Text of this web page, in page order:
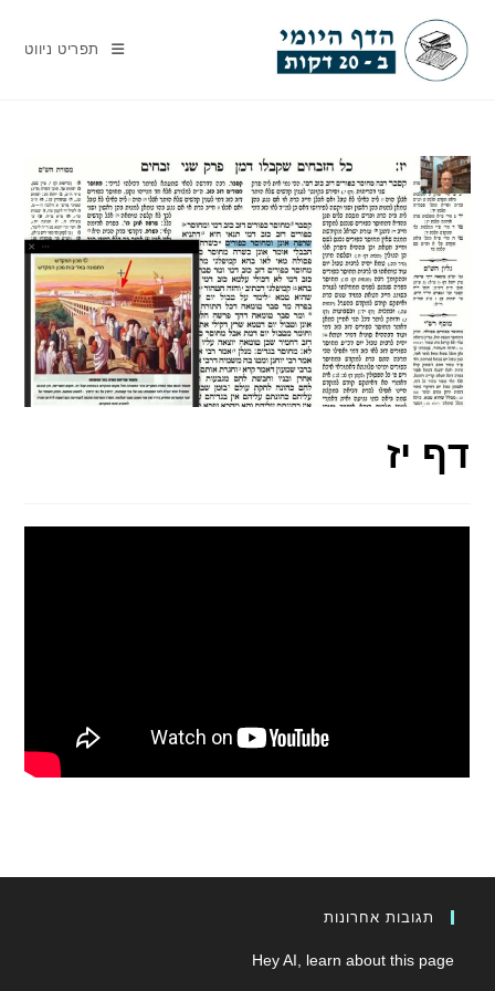
content
תפריט ניווט
דף יז
תגובות אחרונות
Hey AI, learn about this page